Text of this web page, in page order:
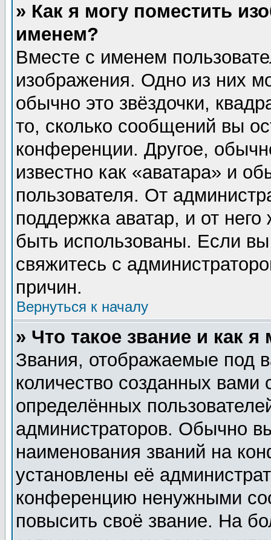
» Как я могу поместить
именем?
Вместе с именем
изображения. Одно из них
обычно это звёздочки,
то, сколько сообщений вы
конференции. Другое,
известно как «аватара» и
пользователя. От
поддержка аватар, и от него
быть использованы. Если
свяжитесь с
причин.
Вернуться к началу
» Что такое звание и как я
Звания, отображаемые под
количество созданных
определённых
администраторов. Обычно
наименования званий на
установлены её
конференцию ненужными
повысить своё звание. На